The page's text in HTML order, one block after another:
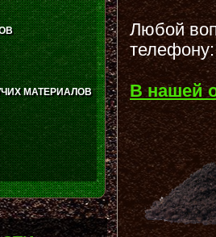
Любой
В нашей
МАТЕРИАЛОВ